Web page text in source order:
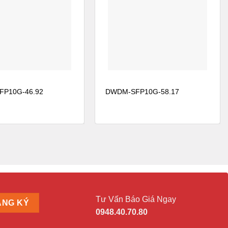
46.92 DWDM-SFP10G-58.17
Tư Vấn Báo Giá Ngay
0948.40.70.80